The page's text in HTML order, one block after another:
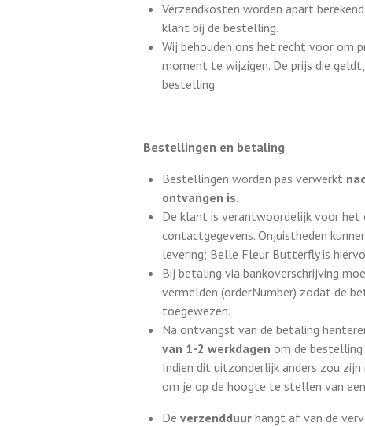
Verzendkosten worden apart
klant bij de bestelling.
Wij behouden ons het recht voor om
moment te wijzigen. De prijs die
bestelling.
Bestellingen en betaling
Bestellingen worden pas verwerkt
ontvangen is.
De klant is verantwoordelijk voor het
contactgegevens. Onjuistheden
levering; Belle Fleur Butterfly is
Bij betaling via bankoverschrijving
vermelden (orderNumber) zodat de
toegewezen.
Na ontvangst van de betaling
van 1-2 werkdagen om de
Indien dit uitzonderlijk anders zou
om je op de hoogte te stellen van
De verzendduur hangt af van de